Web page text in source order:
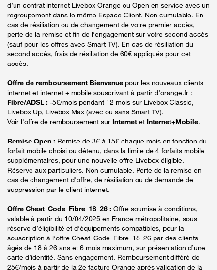
d’un contrat internet Livebox Orange ou Open en service avec un
regroupement dans le même Espace Client. Non cumulable. En
cas de résiliation ou de changement de votre premier accès,
perte de la remise et fin de l’engagement sur votre second accès
(sauf pour les offres avec Smart TV). En cas de résiliation du
second accès, frais de résiliation de 60€ appliqués pour cet
accès.
Offre de remboursement Bienvenue pour les nouveaux clients
internet et internet + mobile souscrivant à partir d’orange.fr :
Fibre/ADSL : -5€/mois pendant 12 mois sur Livebox Classic,
Livebox Up, Livebox Max (avec ou sans Smart TV).
Voir l'offre de remboursement sur Internet et Internet+Mobile.
Remise Open : Remise de 3€ à 15€ chaque mois en fonction du
forfait mobile choisi ou détenu, dans la limite de 4 forfaits mobile
supplémentaires, pour une nouvelle offre Livebox éligible.
Réservé aux particuliers. Non cumulable. Perte de la remise en
cas de changement d'offre, de résiliation ou de demande de
suppression par le client internet.
Offre Cheat_Code_Fibre_18_26 : Offre soumise à conditions,
valable à partir du 10/04/2025 en France métropolitaine, sous
réserve d’éligibilité et d’équipements compatibles, pour la
souscription à l’offre Cheat_Code_Fibre_18_26 par des clients
âgés de 18 à 26 ans et 6 mois maximum, sur présentation d’une
carte d’identité. Sans engagement. Remboursement différé de
25€/mois à partir de la 2e facture Orange après validation de la